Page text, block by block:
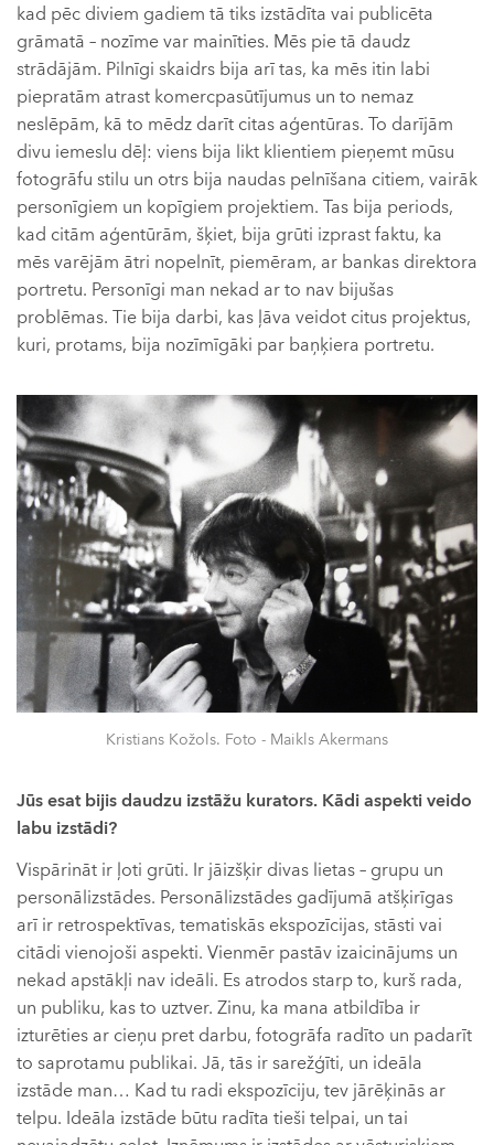
kad pēc diviem gadiem tā tiks izstādīta vai publicēta
grāmatā – nozīme var mainīties. Mēs pie tā daudz
strādājām. Pilnīgi skaidrs bija arī tas, ka mēs itin labi
piepratām atrast komercpasūtījumus un to nemaz
neslēpām, kā to mēdz darīt citas aģentūras. To darījām
divu iemeslu dēļ: viens bija likt klientiem pieņemt mūsu
fotogrāfu stilu un otrs bija naudas pelnīšana citiem, vairāk
personīgiem un kopīgiem projektiem. Tas bija periods,
kad citām aģentūrām, šķiet, bija grūti izprast faktu, ka
mēs varējām ātri nopelnīt, piemēram, ar bankas direktora
portretu. Personīgi man nekad ar to nav bijušas
problēmas. Tie bija darbi, kas ļāva veidot citus projektus,
kuri, protams, bija nozīmīgāki par baņķiera portretu.
Kristians Kožols. Foto - Maikls Akermans
Jūs esat bijis daudzu izstāžu kurators. Kādi aspekti veido
labu izstādi?
Vispārināt ir ļoti grūti. Ir jāizšķir divas lietas – grupu un
personālizstādes. Personālizstādes gadījumā atšķirīgas
arī ir retrospektīvas, tematiskās ekspozīcijas, stāsti vai
citādi vienojoši aspekti. Vienmēr pastāv izaicinājums un
nekad apstākļi nav ideāli. Es atrodos starp to, kurš rada,
un publiku, kas to uztver. Zinu, ka mana atbildība ir
izturēties ar cieņu pret darbu, fotogrāfa radīto un padarīt
to saprotamu publikai. Jā, tās ir sarežģīti, un ideāla
izstāde man… Kad tu radi ekspozīciju, tev jārēķinās ar
telpu. Ideāla izstāde būtu radīta tieši telpai, un tai